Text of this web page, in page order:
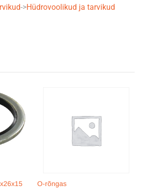
->Hüdrovoolikud ja tarvikud
O-rõngas